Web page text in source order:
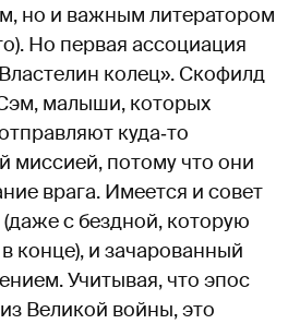
но и важным литератором
Но первая ассоциация
колец». Скофилд
малыши, которых
куда‑то
миссией, потому что они
врага. Имеется и совет
с бездной, которую
конце), и зачарованный
Учитывая, что эпос
Великой войны, это